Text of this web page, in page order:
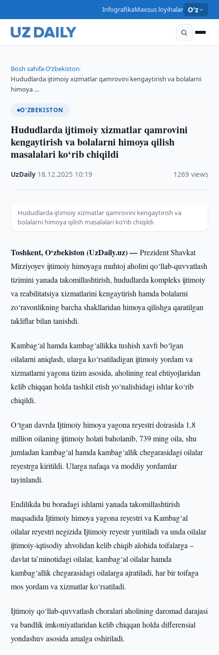
InfografikaMaxsus loyihalar O'z
Bosh sahifa›O‘zbekiston›
Hududlarda ijtimoiy xizmatlar qamrovini kengaytirish va bolalarni
himoya …
O‘ZBEKISTON
Hududlarda ijtimoiy xizmatlar qamrovini
kengaytirish va bolalarni himoya qilish
masalalari ko‘rib chiqildi
UzDaily 18.12.2025 10:19 1269 views
Hududlarda ijtimoiy xizmatlar qamrovini kengaytirish va
bolalarni himoya qilish masalalari ko‘rib chiqildi
Toshkent, O‘zbekiston (UzDaily.uz) —Prezident Shavkat
Mirziyoyev ijtimoiy himoyaga muhtoj aholini qo‘llab-quvvatlash
tizimini yanada takomillashtirish, hududlarda kompleks ijtimoiy
va reabilitatsiya xizmatlarini kengaytirish hamda bolalarni
zo‘ravonlikning barcha shakllaridan himoya qilishga qaratilgan
takliflar bilan tanishdi.
Kambag‘al hamda kambag‘allikka tushish xavfi bo‘lgan
oilalarni aniqlash, ularga ko‘rsatiladigan ijtimoiy yordam va
xizmatlarni yagona tizim asosida, aholining real ehtiyojlaridan
kelib chiqqan holda tashkil etish yo‘nalishidagi ishlar ko‘rib
chiqildi.
O‘tgan davrda Ijtimoiy himoya yagona reyestri doirasida 1,8
million oilaning ijtimoiy holati baholanib, 739 ming oila, shu
jumladan kambag‘al hamda kambag‘allik chegarasidagi oilalar
reyestrga kiritildi. Ularga nafaqa va moddiy yordamlar
tayinlandi.
Endilikda bu boradagi ishlarni yanada takomillashtirish
maqsadida Ijtimoiy himoya yagona reyestri va Kambag‘al
oilalar reyestri negizida Ijtimoiy reyestr yuritiladi va unda oilalar
ijtimoiy-iqtisodiy ahvolidan kelib chiqib alohida toifalarga –
davlat ta’minotidagi oilalar, kambag‘al oilalar hamda
kambag‘allik chegarasidagi oilalarga ajratiladi, har bir toifaga
mos yordam va xizmatlar ko‘rsatiladi.
Ijtimoiy qo‘llab-quvvatlash choralari aholining daromad darajasi
va bandlik imkoniyatlaridan kelib chiqqan holda differensial
yondashuv asosida amalga oshiriladi.